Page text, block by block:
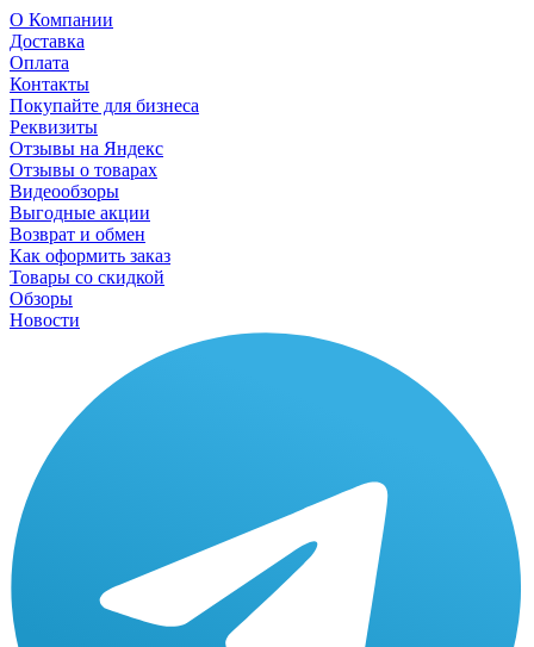
О Компании
Доставка
Оплата
Контакты
Покупайте для бизнеса
Реквизиты
Отзывы на Яндекс
Отзывы о товарах
Видеообзоры
Выгодные акции
Возврат и обмен
Как оформить заказ
Товары со скидкой
Обзоры
Новости